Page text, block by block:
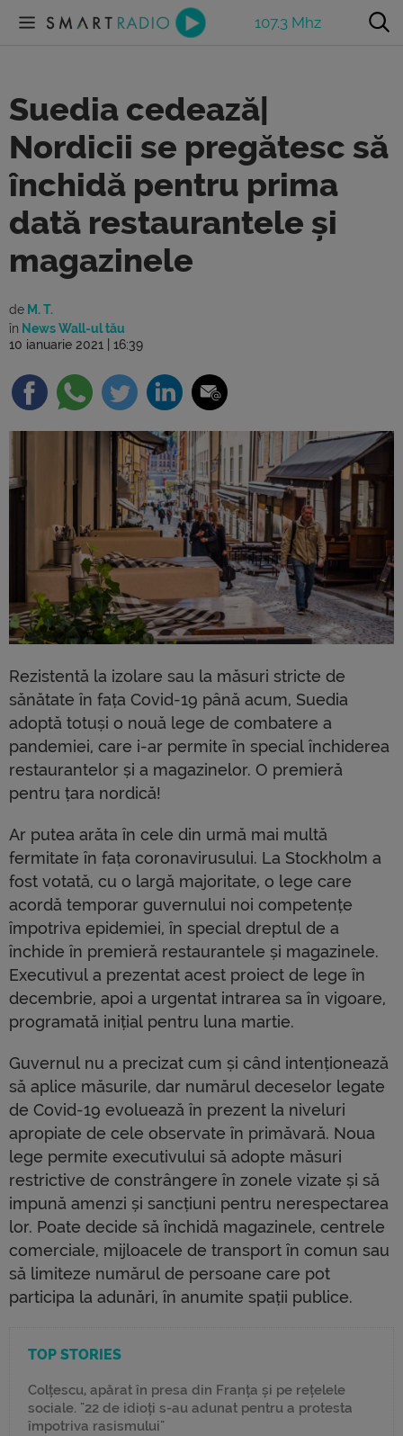
107.3 Mhz
Suedia cedează|
Nordicii se pregătesc să
închidă pentru prima
dată restaurantele și
magazinele
de M. T.
în News Wall-ul tău
10 ianuarie 2021 | 16:39
Rezistentă la izolare sau la măsuri stricte de
sănătate în fața Covid-19 până acum, Suedia
adoptă totuși o nouă lege de combatere a
pandemiei, care i-ar permite în special închiderea
restaurantelor și a magazinelor. O premieră
pentru țara nordică!
Ar putea arăta în cele din urmă mai multă
fermitate în fața coronavirusului. La Stockholm a
fost votată, cu o largă majoritate, o lege care
acordă temporar guvernului noi competențe
împotriva epidemiei, în special dreptul de a
închide în premieră restaurantele și magazinele.
Executivul a prezentat acest proiect de lege în
decembrie, apoi a urgentat intrarea sa în vigoare,
programată inițial pentru luna martie.
Guvernul nu a precizat cum și când intenționează
să aplice măsurile, dar numărul deceselor legate
de Covid-19 evoluează în prezent la niveluri
apropiate de cele observate în primăvară. Noua
lege permite executivului să adopte măsuri
restrictive de constrângere în zonele vizate și să
impună amenzi și sancțiuni pentru nerespectarea
lor. Poate decide să închidă magazinele, centrele
comerciale, mijloacele de transport în comun sau
să limiteze numărul de persoane care pot
participa la adunări, în anumite spații publice.
TOP STORIES
Colțescu, apărat în presa din Franța și pe rețelele
sociale. "22 de idioți s-au adunat pentru a protesta
împotriva rasismului"